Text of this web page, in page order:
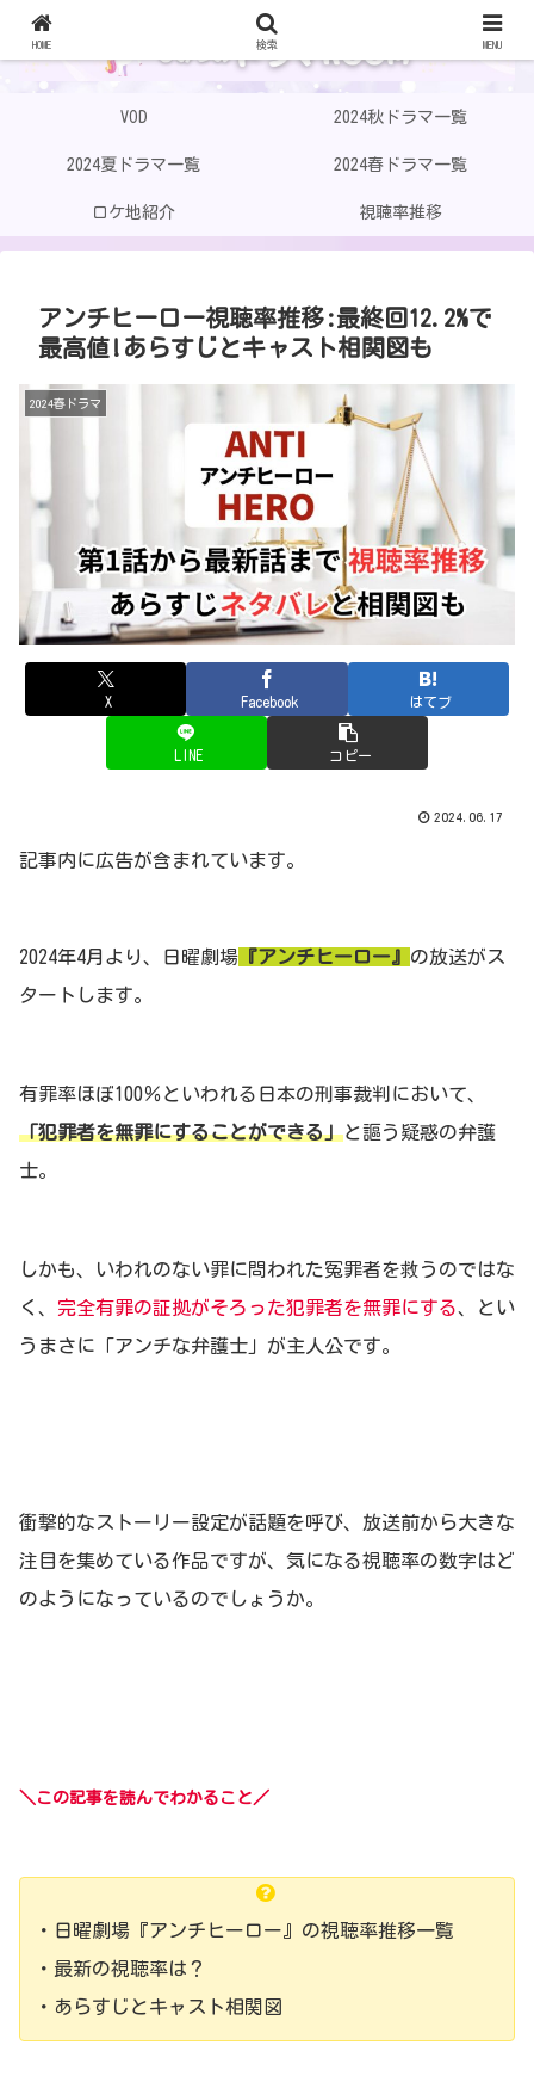
VOD 2024秋ドラマ一覧
2024夏ドラマ一覧 2024春ドラマ一覧
ロケ地紹介 視聴率推移
アンチヒーロー視聴率推移:最終回12.2%で
最高値!あらすじとキャスト相関図も
2024春ドラマ
X Facebook はてブ
LINE コピー
2024.06.17
記事内に広告が含まれています。
2024年4月より、日曜劇場 『アンチヒーロー』 の放送がス
タートします。
有罪率ほぼ100％といわれる日本の刑事裁判において、
「犯罪者を無罪にすることができる」と謳う疑惑の弁護
士。
しかも、いわれのない罪に問われた冤罪者を救うのではな
く、 完全有罪の証拠がそろった犯罪者を無罪にする、とい
うまさに「アンチな弁護士」が主人公です。
衝撃的なストーリー設定が話題を呼び、放送前から大きな
注目を集めている作品ですが、気になる視聴率の数字はど
のようになっているのでしょうか。
＼この記事を読んでわかること／
・日曜劇場『アンチヒーロー』の視聴率推移一覧
・最新の視聴率は？
・あらすじとキャスト相関図
HOME 検索 MENU